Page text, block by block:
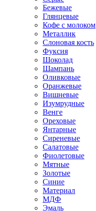
Бежевые
Глянцевые
Кофе с молоком
Металлик
Слоновая кость
Фуксия
Шоколад
Шампань
Оливковые
Оранжевые
Вишневые
Изумрудные
Венге
Ореховые
Янтарные
Сиреневые
Салатовые
Фиолетовые
Мятные
Золотые
Синие
Материал
МДФ
Эмаль